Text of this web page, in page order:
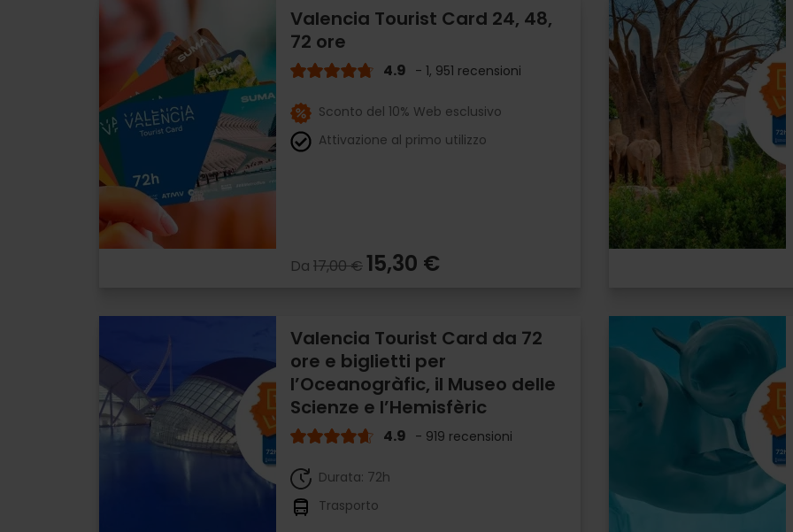
Valencia Tourist Card 24, 48,
72 ore
4.9 - 1, 951 recensioni
Sconto del 10% Web esclusivo
Attivazione al primo utilizzo
Da 17,00 €15,30 €
Valencia Tourist Card da 72
ore e biglietti per
l’Oceanogràfic, il Museo delle
Scienze e l’Hemisfèric
4.9 - 919 recensioni
Durata: 72h
Trasporto